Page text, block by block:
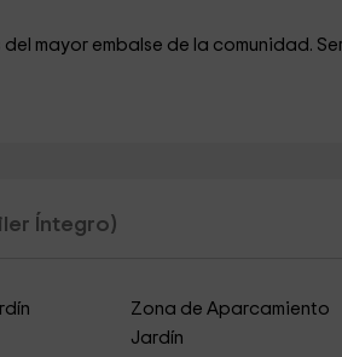
mayor embalse de la comunidad.
Íntegro)
Zona de Aparcamiento
Jardín